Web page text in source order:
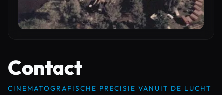
Contact
CINEMATOGRAFISCHE PRECISIE VANUIT DE LUCHT